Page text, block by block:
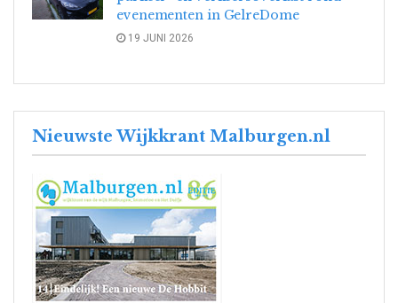
evenementen in GelreDome
19 JUNI 2026
Nieuwste Wijkkrant Malburgen.nl